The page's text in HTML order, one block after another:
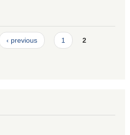
‹ previous 1 2